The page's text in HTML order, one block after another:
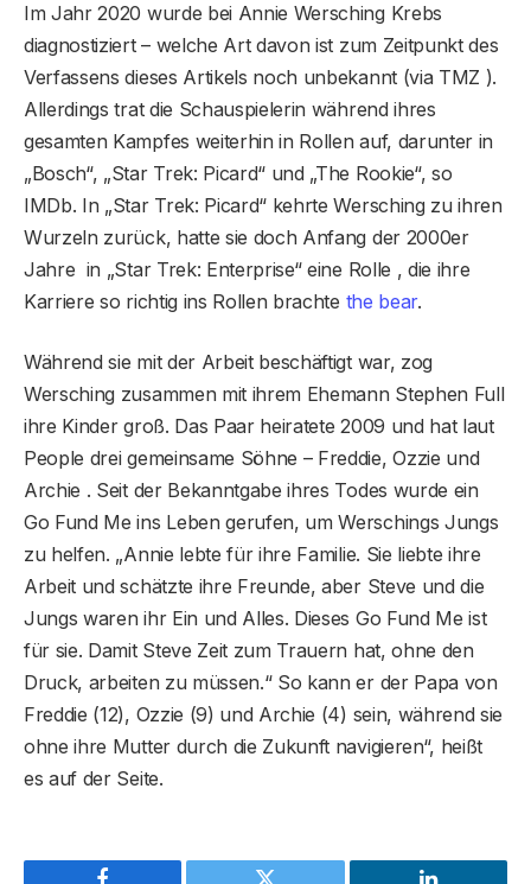
Im Jahr 2020 wurde bei Annie Wersching Krebs
diagnostiziert – welche Art davon ist zum Zeitpunkt des
Verfassens dieses Artikels noch unbekannt (via TMZ ).
Allerdings trat die Schauspielerin während ihres
gesamten Kampfes weiterhin in Rollen auf, darunter in
„Bosch“, „Star Trek: Picard“ und „The Rookie“, so
IMDb. In „Star Trek: Picard“ kehrte Wersching zu ihren
Wurzeln zurück, hatte sie doch Anfang der 2000er
Jahre in „Star Trek: Enterprise“ eine Rolle , die ihre
Karriere so richtig ins Rollen brachte the bear.
Während sie mit der Arbeit beschäftigt war, zog
Wersching zusammen mit ihrem Ehemann Stephen Full
ihre Kinder groß. Das Paar heiratete 2009 und hat laut
People drei gemeinsame Söhne – Freddie, Ozzie und
Archie . Seit der Bekanntgabe ihres Todes wurde ein
Go Fund Me ins Leben gerufen, um Werschings Jungs
zu helfen. „Annie lebte für ihre Familie. Sie liebte ihre
Arbeit und schätzte ihre Freunde, aber Steve und die
Jungs waren ihr Ein und Alles. Dieses Go Fund Me ist
für sie. Damit Steve Zeit zum Trauern hat, ohne den
Druck, arbeiten zu müssen.“ So kann er der Papa von
Freddie (12), Ozzie (9) und Archie (4) sein, während sie
ohne ihre Mutter durch die Zukunft navigieren“, heißt
es auf der Seite.